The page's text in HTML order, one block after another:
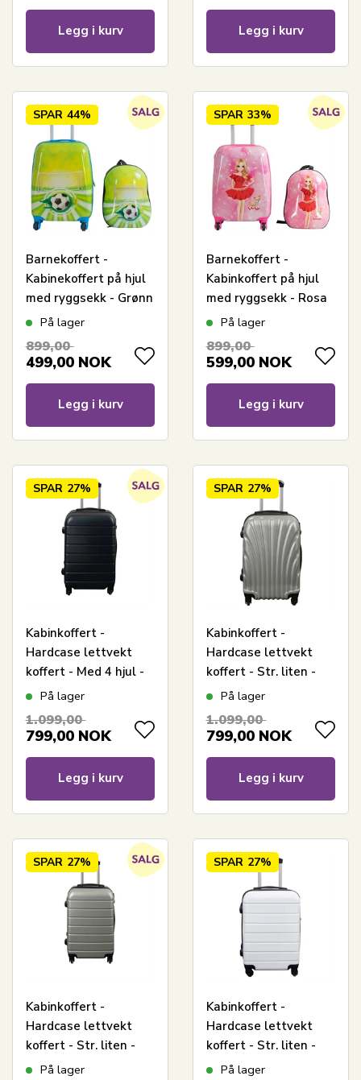
Legg i kurv Legg i kurv
SPAR 44%
Barnekoffert -
Kabinekoffert på hjul
med ryggsekk - Grønn
koffert med fotball -
På lager
899,00
499,00 NOK
Legg i kurv
SPAR 33%
Barnekoffert -
Kabinkoffert på hjul
med ryggsekk - Rosa
med motiv av jente og
barn
På lager
899,00
599,00 NOK
Legg i kurv
SPAR 27%
Kabinkoffert -
Hardcase lettvekt
koffert - Med 4 hjul -
Mørkeblå stripe
På lager
1.099,00
799,00 NOK
Legg i kurv
SPAR 27%
Kabinkoffert -
Hardcase lettvekt
koffert - Str. liten -
Grå musling
På lager
1.099,00
799,00 NOK
Legg i kurv
SPAR 27%
Kabinkoffert -
Hardcase lettvekt
koffert - Str. liten -
Grå stripe
På lager
SPAR 27%
Kabinkoffert -
Hardcase lettvekt
koffert - Str. liten -
Hvit Stripe
På lager